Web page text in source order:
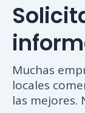
Muchas
locales
las mejores.